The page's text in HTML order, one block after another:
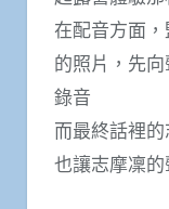
在配音方面
的照片，先
錄音
而最終話裡
也讓志摩凜